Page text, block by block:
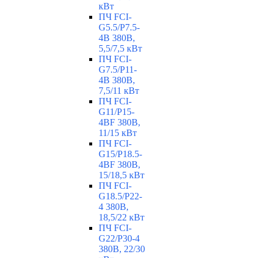
кВт
ПЧ FCI-
G5.5/P7.5-
4B 380В,
5,5/7,5 кВт
ПЧ FCI-
G7.5/P11-
4B 380В,
7,5/11 кВт
ПЧ FCI-
G11/P15-
4BF 380В,
11/15 кВт
ПЧ FCI-
G15/P18.5-
4BF 380В,
15/18,5 кВт
ПЧ FCI-
G18.5/P22-
4 380В,
18,5/22 кВт
ПЧ FCI-
G22/P30-4
380В, 22/30